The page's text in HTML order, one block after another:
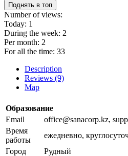
Поднять в топ
Number of views:
Today: 1
During the week: 2
Per month: 2
For all the time: 33
Description
Reviews (9)
Map
Образование
Email
office@sanacorp.kz,
Время
работы
ежедневно,
Город
Рудный